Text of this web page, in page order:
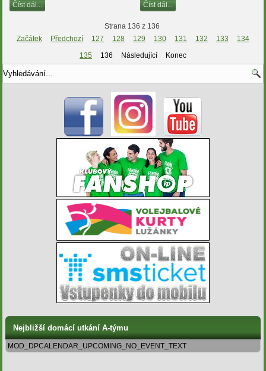
Číst dál...
Číst dál...
Strana 136 z 136
Začátek
Předchozí 127 128 129 130 131 132 133
134
135
136 Následující Konec
Nejbližší domácí utkání A-týmu
MOD_DPCALENDAR_UPCOMING_NO_EVENT_TEXT